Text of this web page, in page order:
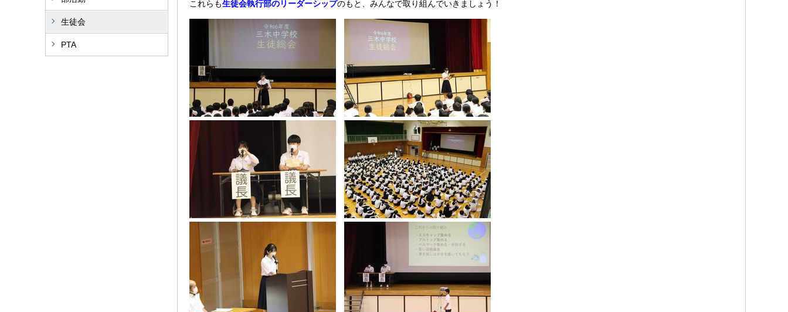
生徒会
PTA
これらも生徒会執行部のリーダーシップのもと、みんなで取り組んでいきましょう！